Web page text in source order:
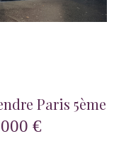
Paris 5ème
€